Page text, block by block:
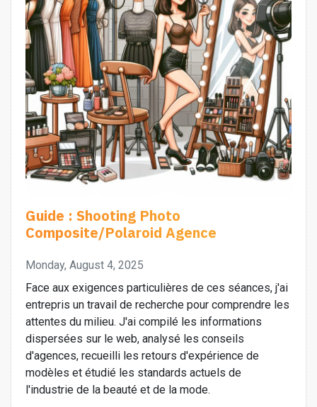
Guide : Shooting Photo
Composite/Polaroid Agence
Monday, August 4, 2025
Face aux exigences particulières de ces séances, j'ai
entrepris un travail de recherche pour comprendre les
attentes du milieu. J'ai compilé les informations
dispersées sur le web, analysé les conseils
d'agences, recueilli les retours d'expérience de
modèles et étudié les standards actuels de
l'industrie de la beauté et de la mode.